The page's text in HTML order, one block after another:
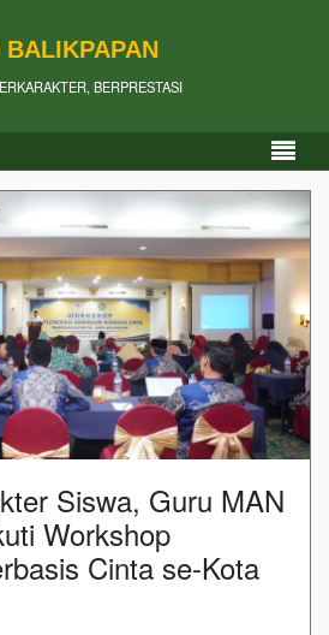
BALIKPAPAN
BERPRESTASI
Siswa, Guru MAN
Workshop
Cinta se-Kota